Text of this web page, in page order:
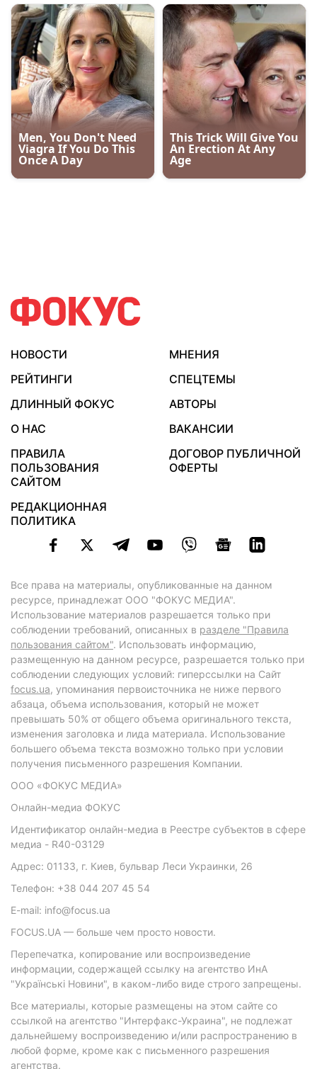
НОВОСТИ
МНЕНИЯ
РЕЙТИНГИ
СПЕЦТЕМЫ
ДЛИННЫЙ ФОКУС
АВТОРЫ
О НАС
ВАКАНСИИ
ПРАВИЛА
ПОЛЬЗОВАНИЯ
САЙТОМ
ДОГОВОР ПУБЛИЧНОЙ
ОФЕРТЫ
РЕДАКЦИОННАЯ
ПОЛИТИКА
Все права на материалы, опубликованные на данном
ресурсе, принадлежат ООО "ФОКУС МЕДИА".
Использование материалов разрешается только при
соблюдении требований, описанных в разделе "Правила
пользования сайтом". Использовать информацию,
размещенную на данном ресурсе, разрешается только при
соблюдении следующих условий: гиперссылки на Сайт
focus.ua, упоминания первоисточника не ниже первого
абзаца, объема использования, который не может
превышать 50% от общего объема оригинального текста,
изменения заголовка и лида материала. Использование
большего объема текста возможно только при условии
получения письменного разрешения Компании.
ООО «ФОКУС МЕДИА»
Онлайн-медиа ФОКУС
Идентификатор онлайн-медиа в Реестре субъектов в сфере
медиа - R40-03129
Адрес: 01133, г. Киев, бульвар Леси Украинки, 26
Телефон: +38 044 207 45 54
E-mail: info@focus.ua
FOCUS.UA — больше чем просто новости.
Перепечатка, копирование или воспроизведение
информации, содержащей ссылку на агентство ИнА
"Українські Новини", в каком-либо виде строго запрещены.
Все материалы, которые размещены на этом сайте со
ссылкой на агентство "Интерфакс-Украина", не подлежат
дальнейшему воспроизведению и/или распространению в
любой форме, кроме как с письменного разрешения
агентства.